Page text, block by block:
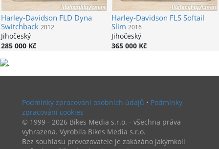
Harley-Davidson FLD Dyna
Switchback 2012
Jihočeský
285 000 Kč
Harley-Davidson FLS Softail
Slim 2016
Jihočeský
365 000 Kč
Podmínky zpracování osobních údajů • Podmínky
zpracování cookies
© 1999 - 2026 Bikes Media s.r.o. - všechna práva
vyhrazena. Vyrobila Bikes Media s.r.o.
Bez souhlasu provozovatele je zakázáno jakýmkoli